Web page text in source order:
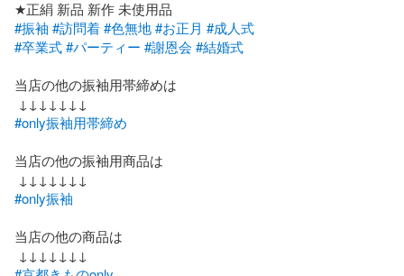
#振袖 #訪問着#色無地#お正月 #成人式
#卒業式#パーティー #謝恩会 #結婚式
当店の他の振袖用帯締めは
#only振袖用帯締め
当店の他の振袖用商品は
#only振袖
当店の他の商品は